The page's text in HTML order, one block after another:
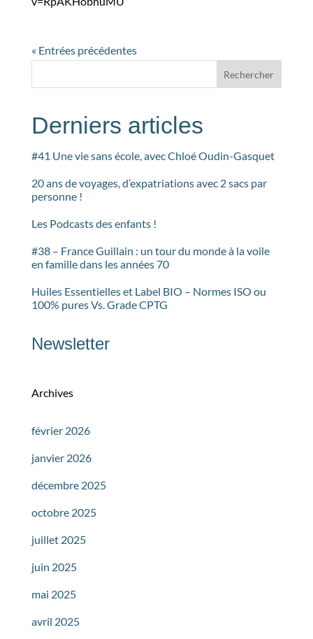
« Entrées précédentes
Rechercher
Derniers articles
#41 Une vie sans école, avec Chloé Oudin-Gasquet
20 ans de voyages, d’expatriations avec 2 sacs par
personne !
Les Podcasts des enfants !
#38 – France Guillain : un tour du monde à la voile
en famille dans les années 70
Huiles Essentielles et Label BIO – Normes ISO ou
100% pures Vs. Grade CPTG
Newsletter
Archives
février 2026
janvier 2026
décembre 2025
octobre 2025
juillet 2025
juin 2025
mai 2025
avril 2025